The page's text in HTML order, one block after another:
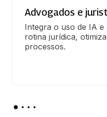
Advogados e
Integra o uso de IA e
rotina jurídica,
processos.